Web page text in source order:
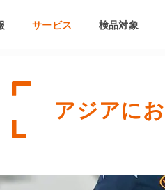
サービス 検品対象
アジアに